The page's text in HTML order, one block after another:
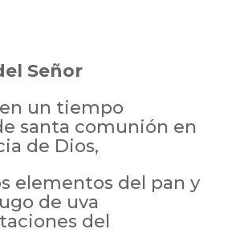
Señor
un tiempo
santa comunión en
de Dios,
elementos del pan y
de uva
del